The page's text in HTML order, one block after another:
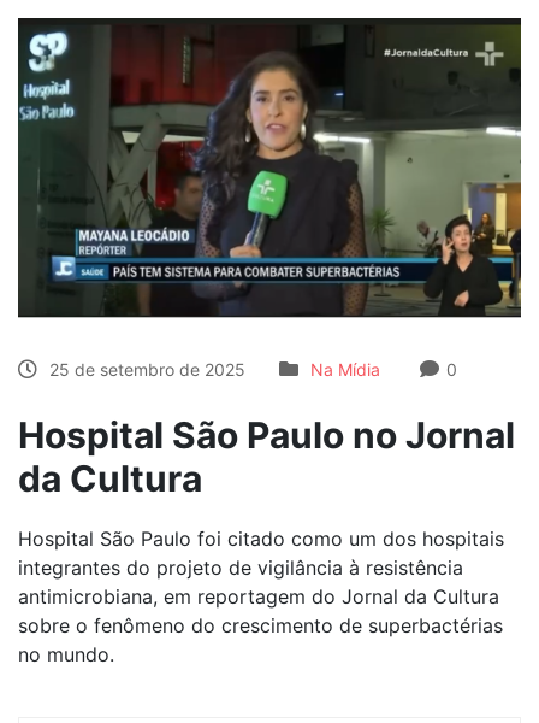
25 de setembro de 2025 Na Mídia 0
Hospital São Paulo no Jornal
da Cultura
Hospital São Paulo foi citado como um dos hospitais
integrantes do projeto de vigilância à resistência
antimicrobiana, em reportagem do Jornal da Cultura
sobre o fenômeno do crescimento de superbactérias
no mundo.